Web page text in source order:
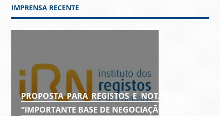
IMPRENSA RECENTE
PROPOSTA PARA REGISTOS E NOTARIADO É
“IMPORTANTE BASE DE NEGOCIAÇÃO”